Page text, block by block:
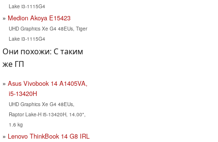
Lake i3-1115G4
Medion Akoya E15423
UHD Graphics Xe G4 48EUs, Tiger
Lake i3-1115G4
Они похожи: С таким
же ГП
Asus Vivobook 14 A1405VA,
i5-13420H
UHD Graphics Xe G4 48EUs,
Raptor Lake-H i5-13420H, 14.00",
1.6 kg
Lenovo ThinkBook 14 G8 IRL